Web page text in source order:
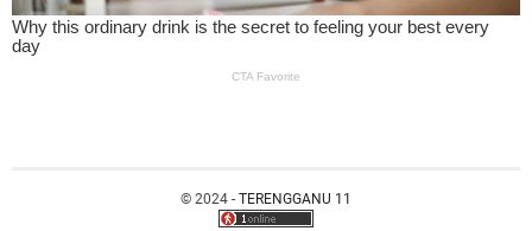
© 2024 - TERENGGANU 11